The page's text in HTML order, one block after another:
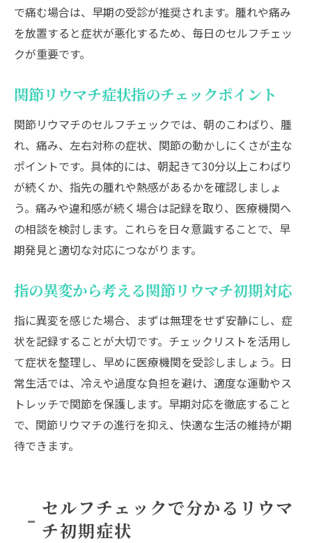
で痛む場合は、早期の受診が推奨されます。腫れや痛み
を放置すると症状が悪化するため、毎日のセルフチェッ
クが重要です。
関節リウマチ症状指のチェックポイント
関節リウマチのセルフチェックでは、朝のこわばり、腫
れ、痛み、左右対称の症状、関節の動かしにくさが主な
ポイントです。具体的には、朝起きて30分以上こわばり
が続くか、指先の腫れや熱感があるかを確認しましょ
う。痛みや違和感が続く場合は記録を取り、医療機関へ
の相談を検討します。これらを日々意識することで、早
期発見と適切な対応につながります。
指の異変から考える関節リウマチ初期対応
指に異変を感じた場合、まずは無理をせず安静にし、症
状を記録することが大切です。チェックリストを活用し
て症状を整理し、早めに医療機関を受診しましょう。日
常生活では、冷えや過度な負担を避け、適度な運動やス
トレッチで関節を保護します。早期対応を徹底すること
で、関節リウマチの進行を抑え、快適な生活の維持が期
待できます。
セルフチェックで分かるリウマ
チ初期症状